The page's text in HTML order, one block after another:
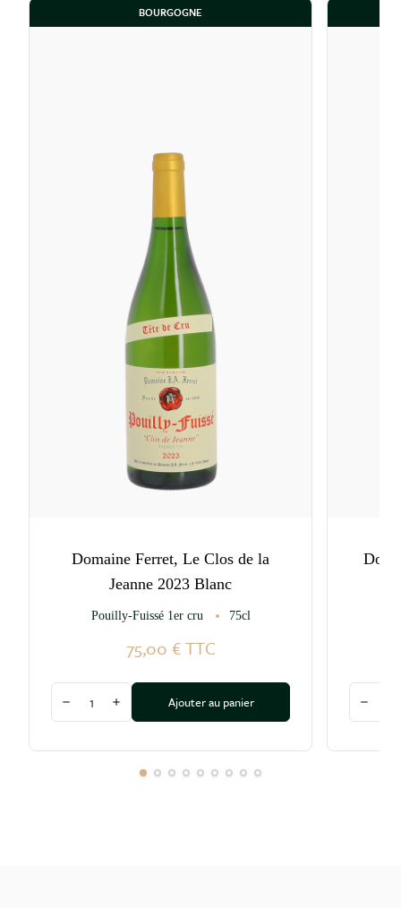
BOURGOGNE
Domaine Ferret, Le Clos de la
Jeanne 2023 Blanc
Pouilly-Fuissé 1er cru 75cl
75,00 €TTC
Diminuer la quantité
Augmenter la quantité
Ajouter au panier